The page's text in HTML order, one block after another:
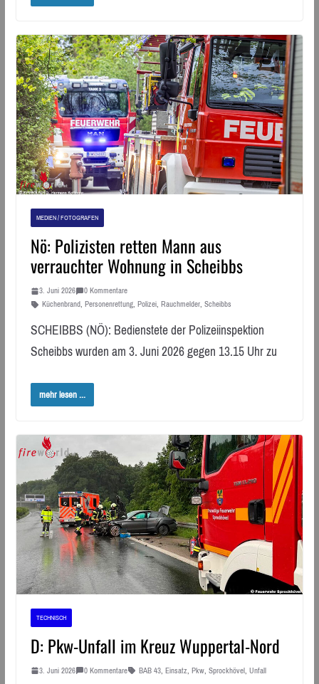
MEDIEN / FOTOGRAFEN
Nö: Polizisten retten Mann aus
verrauchter Wohnung in Scheibbs
3. Juni 2026
0 Kommentare
Küchenbrand, Personenrettung, Polizei, Rauchmelder, Scheibbs
SCHEIBBS (NÖ): Bedienstete der Polizeiinspektion
Scheibbs wurden am 3. Juni 2026 gegen 13.15 Uhr zu
mehr lesen ...
TECHNISCH
D: Pkw-Unfall im Kreuz Wuppertal-Nord
3. Juni 2026 0 Kommentare BAB 43, Einsatz, Pkw, Sprockhövel, Unfall